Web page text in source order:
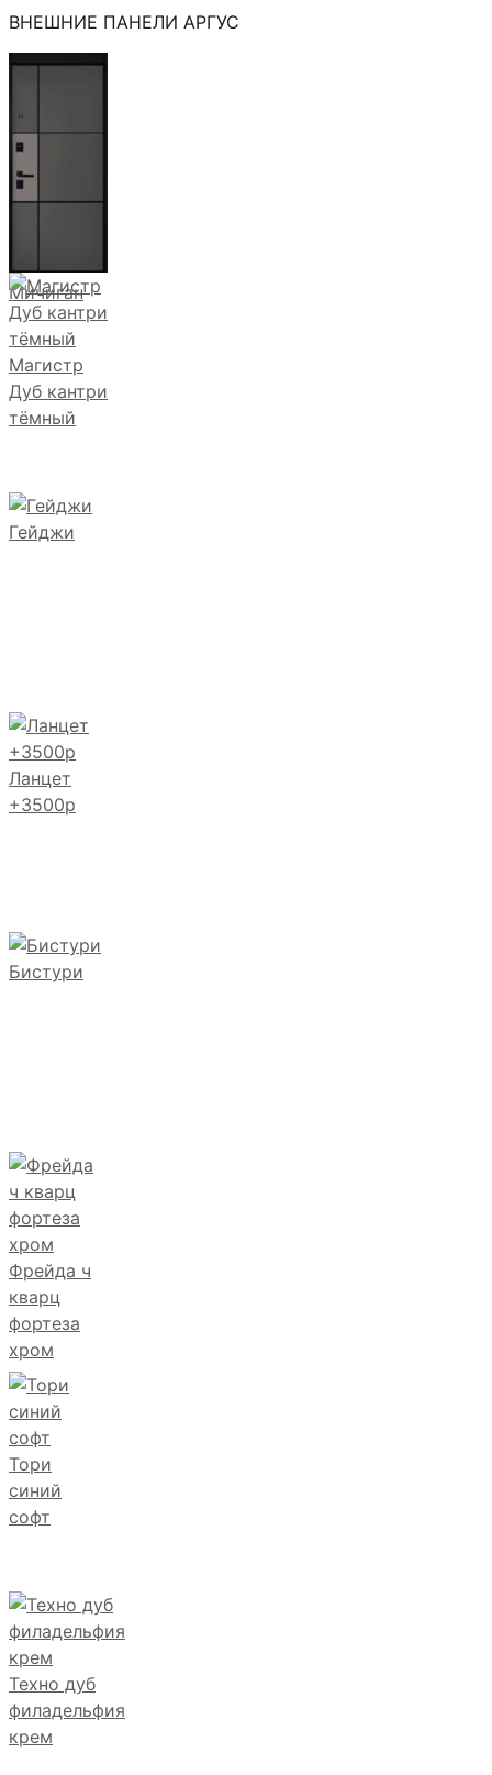
ВНЕШНИЕ ПАНЕЛИ АРГУС
Мичиган
Магистр
Дуб кантри
тёмный
Гейджи
Ланцет
+3500р
Бистури
Фрейда ч
кварц
фортеза
хром
Тори
синий
софт
Техно дуб
филадельфия
крем